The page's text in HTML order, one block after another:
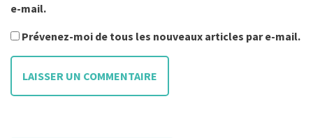
e-mail.
Prévenez-moi de tous les nouveaux articles par e-mail.